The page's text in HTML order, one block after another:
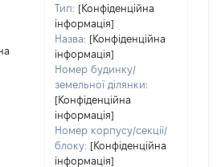
Тип: [Конфіденційна
інформація]
Назва: [Конфіденційна
інформація]
Номер будинку/
земельної ділянки:
[Конфіденційна
інформація]
Номер корпусу/секції/
блоку: [Конфіденційна
інформація]